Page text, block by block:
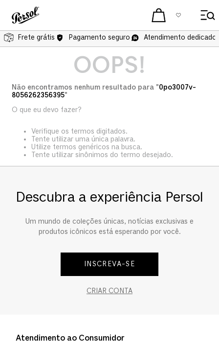
Frete grátis Pagamento seguro Atendimento dedicado
OOPS!
Não encontramos nenhum resultado para "0po3007v-
8056262356395"
O que eu devo fazer?
Verifique os termos digitados.
Tente utilizar uma única palavra.
Utilize termos genéricos na busca.
Tente utilizar sinônimos do termo desejado.
Descubra a experiência Persol
Um mundo de coleções únicas, notícias exclusivas e
produtos icônicos está esperando por você.
INSCREVA-SE
CRIAR CONTA
Atendimento ao Consumidor